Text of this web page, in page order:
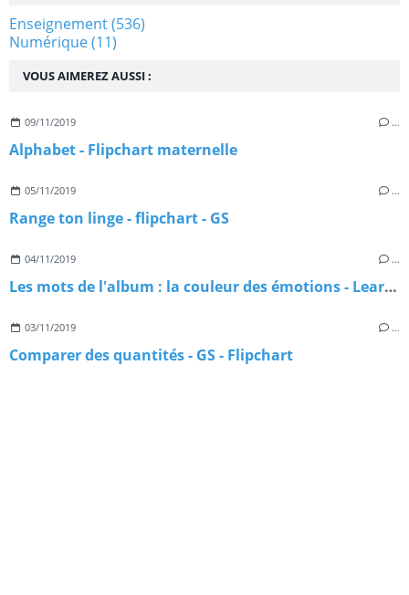
VOUS AIMEREZ AUSSI :
09/11/2019 …
Alphabet - Flipchart maternelle
05/11/2019 …
Range ton linge - flipchart - GS
04/11/2019 …
Les mots de l'album : la couleur des émotions - Learningapps
03/11/2019 …
Comparer des quantités - GS - Flipchart
Enseignement(536)
Numérique(11)